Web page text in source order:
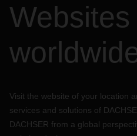
Websites
Visit the website of your location
services and solutions of
DACHSER from a global